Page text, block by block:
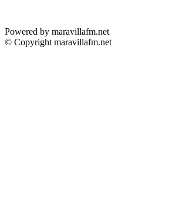
Powered by maravillafm.net
© Copyright maravillafm.net